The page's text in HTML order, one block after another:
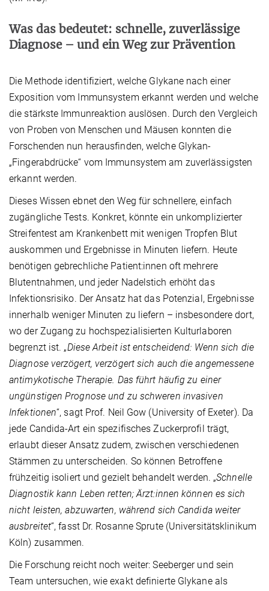
Was das bedeutet: schnelle, zuverlässige
Diagnose – und ein Weg zur Prävention
Die Methode identifiziert, welche Glykane nach einer
Exposition vom Immunsystem erkannt werden und welche
die stärkste Immunreaktion auslösen. Durch den Vergleich
von Proben von Menschen und Mäusen konnten die
Forschenden nun herausfinden, welche Glykan-
„Fingerabdrücke“ vom Immunsystem am zuverlässigsten
erkannt werden.
Dieses Wissen ebnet den Weg für schnellere, einfach
zugängliche Tests. Konkret, könnte ein unkomplizierter
Streifentest am Krankenbett mit wenigen Tropfen Blut
auskommen und Ergebnisse in Minuten liefern. Heute
benötigen gebrechliche Patient:innen oft mehrere
Blutentnahmen, und jeder Nadelstich erhöht das
Infektionsrisiko. Der Ansatz hat das Potenzial, Ergebnisse
innerhalb weniger Minuten zu liefern – insbesondere dort,
wo der Zugang zu hochspezialisierten Kulturlaboren
begrenzt ist. „Diese Arbeit ist entscheidend: Wenn sich die
Diagnose verzögert, verzögert sich auch die angemessene
antimykotische Therapie. Das führt häufig zu einer
ungünstigen Prognose und zu schweren invasiven
Infektionen“, sagt Prof. Neil Gow (University of Exeter). Da
jede Candida-Art ein spezifisches Zuckerprofil trägt,
erlaubt dieser Ansatz zudem, zwischen verschiedenen
Stämmen zu unterscheiden. So können Betroffene
frühzeitig isoliert und gezielt behandelt werden. „Schnelle
Diagnostik kann Leben retten; Ärzt:innen können es sich
nicht leisten, abzuwarten, während sich Candida weiter
ausbreitet“, fasst Dr. Rosanne Sprute (Universitätsklinikum
Köln) zusammen.
Die Forschung reicht noch weiter: Seeberger und sein
Team untersuchen, wie exakt definierte Glykane als